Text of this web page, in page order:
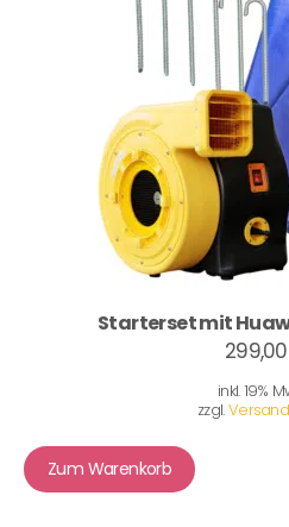
Starterset mit
inkl. 19%
zzgl.
Zum Warenkorb